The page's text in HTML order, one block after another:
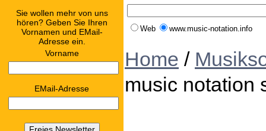
Sie wollen mehr von uns
hören? Geben Sie Ihren
Vornamen und EMail-
Adresse ein.
Vorname
EMail-Adresse
Web www.music-notation.info
Home /
music notation